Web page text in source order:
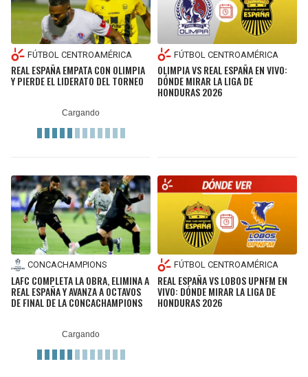
FÚTBOL CENTROAMÉRICA
REAL ESPAÑA EMPATA CON OLIMPIA
Y PIERDE EL LIDERATO DEL TORNEO
FÚTBOL CENTROAMÉRICA
OLIMPIA VS REAL ESPAÑA EN VIVO:
DÓNDE MIRAR LA LIGA DE
HONDURAS 2026
CONCACHAMPIONS
LAFC COMPLETA LA OBRA, ELIMINA A
REAL ESPAÑA Y AVANZA A OCTAVOS
DE FINAL DE LA CONCACHAMPIONS
FÚTBOL CENTROAMÉRICA
REAL ESPAÑA VS LOBOS UPNFM EN
VIVO: DÓNDE MIRAR LA LIGA DE
HONDURAS 2026